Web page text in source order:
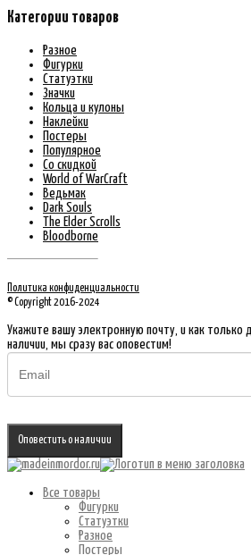
Категории товаров
Разное
Фигурки
Статуэтки
Значки
Кольца и кулоны
Наклейки
Постеры
Популярное
Со скидкой
World of WarCraft
Ведьмак
Dark Souls
The Elder Scrolls
Bloodborne
Политика конфиденциальности
© Copyright 2016-2024
Укажите вашу электронную почту, и как только
наличии, мы сразу вас оповестим!
Оповестить о наличии
Все товары
Фигурки
Статуэтки
Разное
Постеры